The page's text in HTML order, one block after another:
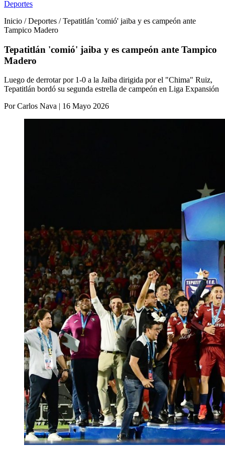
Deportes
Inicio / Deportes / Tepatitlán 'comió' jaiba y es campeón ante
Tampico Madero
Tepatitlán 'comió' jaiba y es campeón ante Tampico
Madero
Luego de derrotar por 1-0 a la Jaiba dirigida por el "Chima" Ruiz,
Tepatitlán bordó su segunda estrella de campeón en Liga Expansión
Por Carlos Nava | 16 Mayo 2026